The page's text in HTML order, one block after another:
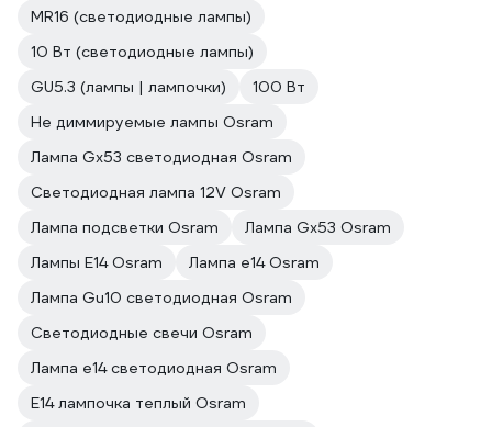
MR16 (светодиодные лампы)
10 Вт (светодиодные лампы)
GU5.3 (лампы | лампочки)
100 Вт
Не диммируемые лампы Osram
Лампа Gx53 светодиодная Osram
Светодиодная лампа 12V Osram
Лампа подсветки Osram
Лампа Gx53 Osram
Лампы E14 Osram
Лампа е14 Osram
Лампа Gu10 светодиодная Osram
Светодиодные свечи Osram
Лампа е14 светодиодная Osram
E14 лампочка теплый Osram